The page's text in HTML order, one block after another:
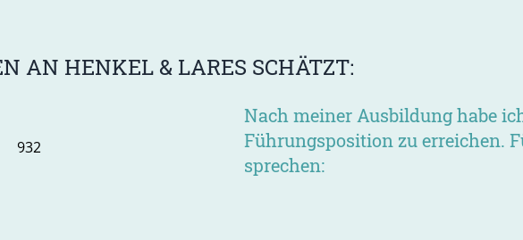
AN HENKEL & LARES SCHÄTZT:
Nach meiner Ausbildung habe
Führungsposition zu erreichen.
sprechen: